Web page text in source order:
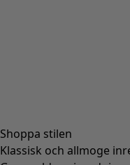
Shoppa stilen
Klassisk och allmoge